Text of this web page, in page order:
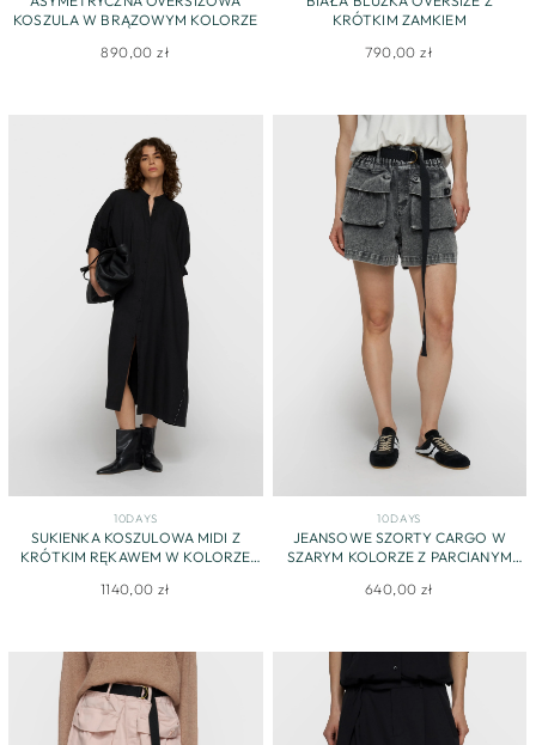
KOSZULA W BRĄZOWYM KOLORZE
890,00 zł
KRÓTKIM ZAMKIEM
790,00 zł
10DAYS
SUKIENKA KOSZULOWA MIDI Z
KRÓTKIM RĘKAWEM W KOLORZE
1140,00 zł
10DAYS
JEANSOWE SZORTY CARGO W
SZARYM KOLORZE Z PARCIANYM
640,00 zł